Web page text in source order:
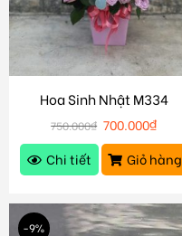
Hoa Sinh Nhật M334
750.000₫ 700.000₫
Chi tiết
Giỏ hàng
-9%